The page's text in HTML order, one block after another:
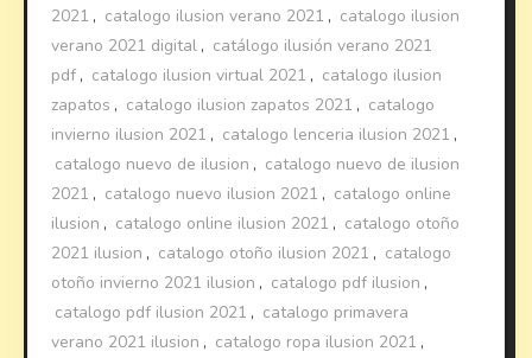
2021 , catalogo ilusion verano 2021 , catalogo ilusion
verano 2021 digital , catálogo ilusión verano 2021
pdf , catalogo ilusion virtual 2021 , catalogo ilusion
zapatos , catalogo ilusion zapatos 2021 , catalogo
invierno ilusion 2021 , catalogo lenceria ilusion 2021 ,
catalogo nuevo de ilusion , catalogo nuevo de ilusion
2021 , catalogo nuevo ilusion 2021 , catalogo online
ilusion , catalogo online ilusion 2021 , catalogo otoño
2021 ilusion , catalogo otoño ilusion 2021 , catalogo
otoño invierno 2021 ilusion , catalogo pdf ilusion ,
catalogo pdf ilusion 2021 , catalogo primavera
verano 2021 ilusion , catalogo ropa ilusion 2021 ,